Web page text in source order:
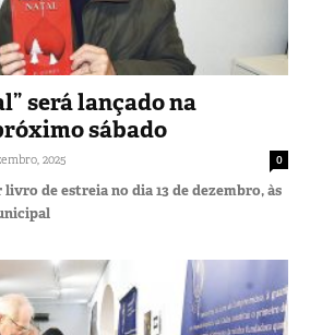
será lançado na
sábado
2025 0
de estreia no dia 13 de dezembro, às